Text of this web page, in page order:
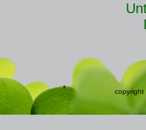
copyright